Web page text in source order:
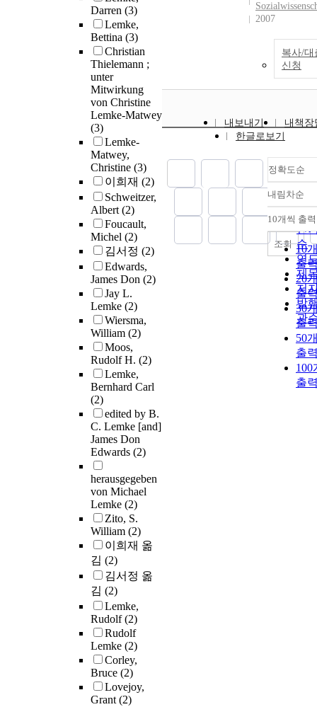
Darren (3)
Lemke,
Bettina (3)
Christian
Thielemann ;
unter
Mitwirkung
von Christine
Lemke-Matwey
(3)
Lemke-
Matwey,
Christine (3)
이희재 (2)
Schweitzer,
Albert(2)
Foucault,
Michel (2)
김서정 (2)
Edwards,
James Don (2)
Jay L.
Lemke (2)
Wiersma,
William (2)
Moos,
Rudolf H. (2)
Lemke,
Bernhard Carl
(2)
edited by B.
C. Lemke [and]
James Don
Edwards (2)
herausgegeben
von Michael
Lemke (2)
Zito, S.
William (2)
이희재 옮
김 (2)
김서정 옮
김 (2)
Lemke,
Rudolf(2)
Rudolf
Lemke (2)
Corley,
Bruce (2)
Lovejoy,
Grant(2)
2007
복사/대
신청
내보내기
내책장
한글로보기
정확도순
정
순
인
순
연
제
저
발
관
내림차순
내
10개씩 출력
10
출
20
출
30
출
50
출
100
출
조회